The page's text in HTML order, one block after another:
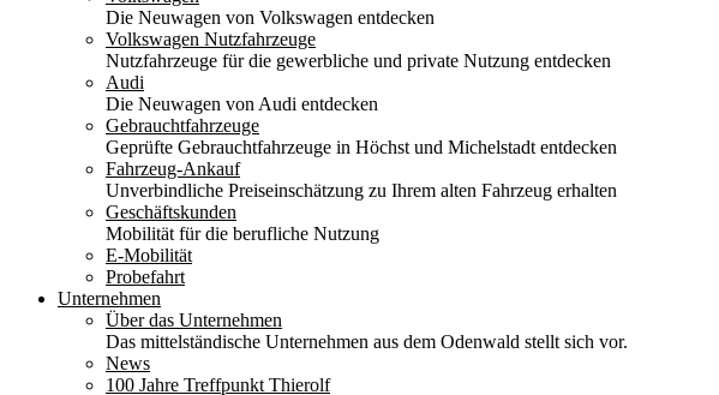
Die Neuwagen von Volkswagen entdecken
Volkswagen Nutzfahrzeuge
Nutzfahrzeuge für die gewerbliche und private Nutzung entdecken
Audi
Die Neuwagen von Audi entdecken
Gebrauchtfahrzeuge
Geprüfte Gebrauchtfahrzeuge in Höchst und Michelstadt entdecken
Fahrzeug-Ankauf
Unverbindliche Preiseinschätzung zu Ihrem alten Fahrzeug erhalten
Geschäftskunden
Mobilität für die berufliche Nutzung
E-Mobilität
Probefahrt
Unternehmen
Über das Unternehmen
Das mittelständische Unternehmen aus dem Odenwald stellt sich vor.
News
100 Jahre Treffpunkt Thierolf